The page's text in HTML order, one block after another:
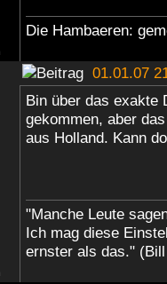
Die Hambaeren:
01.01.07
Bin über das exakte
gekommen, aber
aus Holland. Kann
"Manche Leute
Ich mag diese
ernster als das."